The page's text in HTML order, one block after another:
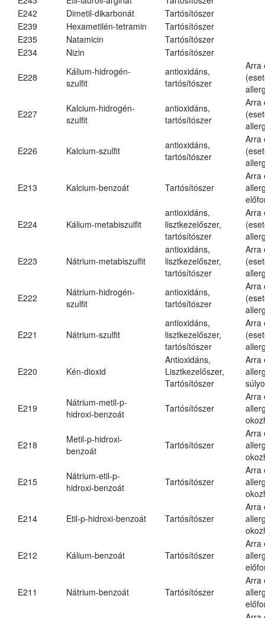
E242
Dimetil-dikarbonát
Tartósítószer
E239
Hexametilén-tetramin
Tartósítószer
E235
Natamicin
Tartósítószer
E234
Nizin Tartósítószer
E228
Kálium-hidrogén-
szulfit
antioxidáns,
tartósítószer
Arra
E227
Kalcium-hidrogén-
szulfit
antioxidáns,
tartósítószer
Arra
E226 Kalcium-szulfit
antioxidáns,
tartósítószer
Arra
E213 Kalcium-benzoát Tartósítószer
Arra
E224 Kálium-metabiszulfit
antioxidáns,
lisztkezelőszer,
tartósítószer
Arra
E223 Nátrium-metabiszulfit
antioxidáns,
lisztkezelőszer,
tartósítószer
Arra
E222
Nátrium-hidrogén-
szulfit
antioxidáns,
tartósítószer
Arra
E221 Nátrium-szulfit
antioxidáns,
lisztkezelőszer,
tartósítószer
Arra
E220 Kén-dioxid
Antioxidáns,
Lisztkezelőszer,
Tartósítószer
Arra
E219
Nátrium-metil-p-
hidroxi-benzoát
Tartósítószer
Arra
E218
Metil-p-hidroxi-
benzoát
Tartósítószer
Arra
E215
Nátrium-etil-p-
hidroxi-benzoát
Tartósítószer
Arra
E214 Etil-p-hidroxi-benzoát Tartósítószer
Arra
E212 Kálium-benzoát Tartósítószer
Arra
E211 Nátrium-benzoát Tartósítószer
Arra